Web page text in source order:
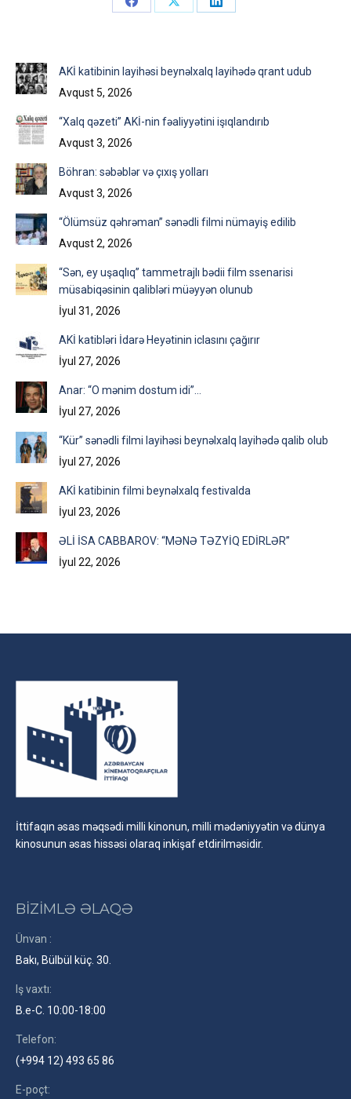
Share
Share
Share
AKİ katibinin layihəsi beynəlxalq layihədə qrant udub
Avqust 5, 2026
“Xalq qəzeti” AKİ-nin fəaliyyətini işıqlandırıb
Avqust 3, 2026
Böhran: səbəblər və çıxış yolları
Avqust 3, 2026
“Ölümsüz qəhrəman” sənədli filmi nümayiş edilib
Avqust 2, 2026
“Sən, ey uşaqlıq” tammetrajlı bədii film ssenarisi
müsabiqəsinin qalibləri müəyyən olunub
İyul 31, 2026
AKİ katibləri İdarə Heyətinin iclasını çağırır
İyul 27, 2026
Anar: “O mənim dostum idi”…
İyul 27, 2026
“Kür” sənədli filmi layihəsi beynəlxalq layihədə qalib olub
İyul 27, 2026
AKİ katibinin filmi beynəlxalq festivalda
İyul 23, 2026
ƏLİ İSA CABBAROV: “MƏNƏ TƏZYİQ EDİRLƏR”
İyul 22, 2026
İttifaqın əsas məqsədi milli kinonun, milli mədəniyyətin və dünya
kinosunun əsas hissəsi olaraq inkişaf etdirilməsidir.
BİZİMLƏ ƏLAQƏ
Ünvan :
Bakı, Bülbül küç. 30.
Iş vaxtı:
B.e-C. 10:00-18:00
Telefon:
(+994 12) 493 65 86
E-poçt: